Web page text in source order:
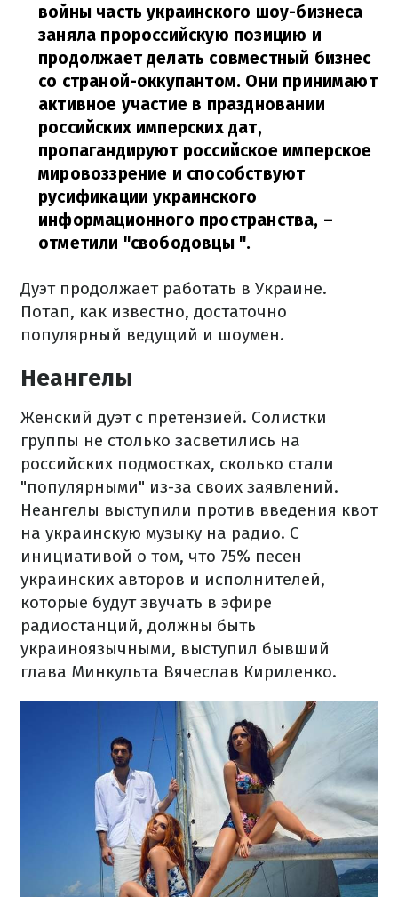
войны часть украинского шоу-бизнеса
заняла пророссийскую позицию и
продолжает делать совместный бизнес
со страной-оккупантом. Они принимают
активное участие в праздновании
российских имперских дат,
пропагандируют российское имперское
мировоззрение и способствуют
русификации украинского
информационного пространства, –
отметили "свободовцы ".
Дуэт продолжает работать в Украине.
Потап, как известно, достаточно
популярный ведущий и шоумен.
Неангелы
Женский дуэт с претензией. Солистки
группы не столько засветились на
российских подмостках, сколько стали
"популярными" из-за своих заявлений.
Неангелы выступили против введения квот
на украинскую музыку на радио. С
инициативой о том, что 75% песен
украинских авторов и исполнителей,
которые будут звучать в эфире
радиостанций, должны быть
украиноязычными, выступил бывший
глава Минкульта Вячеслав Кириленко.